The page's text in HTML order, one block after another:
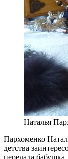
Наталья
Пархоменко
детства
передала